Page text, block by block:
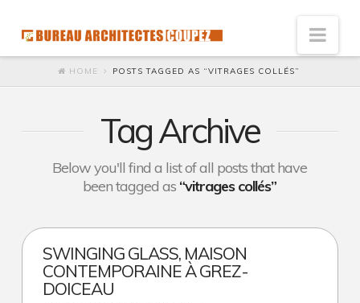
Humaniste : Architecte à l’écoute
Développement durable
Ecologie
Qualité et satisfaction
HOME POSTS TAGGED AS “VITRAGES COLLÉS”
Tag Archive
Below you'll find a list of all posts that have
been tagged as “vitrages collés”
SWINGING GLASS, MAISON
CONTEMPORAINE À GREZ-
DOICEAU